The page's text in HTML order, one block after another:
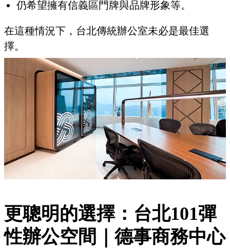
仍希望擁有信義區門牌與品牌形象等。
在這種情況下，台北傳統辦公室未必是最佳選
擇。
更聰明的選擇：台北101彈
性辦公空間｜德事商務中心